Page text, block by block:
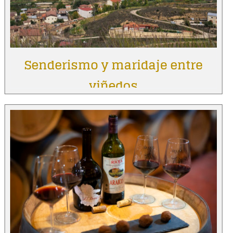
Senderismo y maridaje entre
viñedos